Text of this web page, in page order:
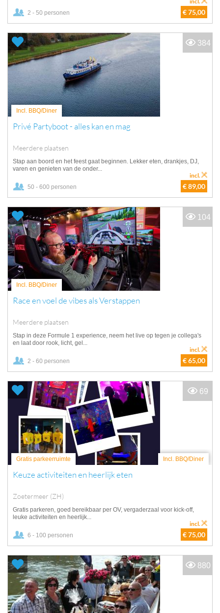
2 - 50 personen € 75,00
Incl. BBQ/Diner
Privé Partyboot - alles kan en mag
Meerdere plaatsen
Stap aan boord en het feest gaat beginnen. Lekker eten, drankjes, DJ,
varen en genieten van de onder...
50 - 600 personen € 89,00
incl.
384
Incl. BBQ/Diner
Race en voel de vibes als Verstappen
Meerdere plaatsen
Stap in deze Formule 1 experience, neem het live op tegen je collega's
en laat door rook, licht, gel...
2 - 60 personen € 65,00
incl.
104
Gratis parkeerruimte Incl. BBQ/Diner
Keuze activiteiten en heerlijk eten
Zoetermeer (ZH)
Gratis parkeren, goed bereikbaar per OV, vergaderzaal voor kick-off,
leuke activiteiten en heerlijk...
6 - 100 personen € 75,00
incl.
69
880